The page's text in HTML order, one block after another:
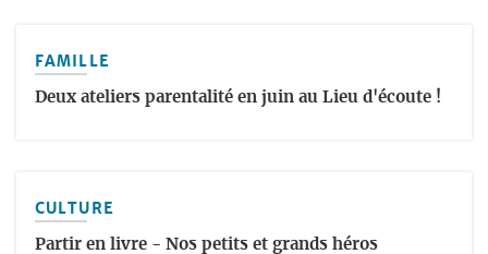
FAMILLE
Deux ateliers parentalité en juin au Lieu d'écoute !
CULTURE
Partir en livre - Nos petits et grands héros